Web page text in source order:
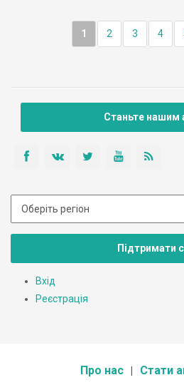
1 2 3 4
Станьте нашим
Підтримати
Вхід
Реєстрація
Про нас Стати